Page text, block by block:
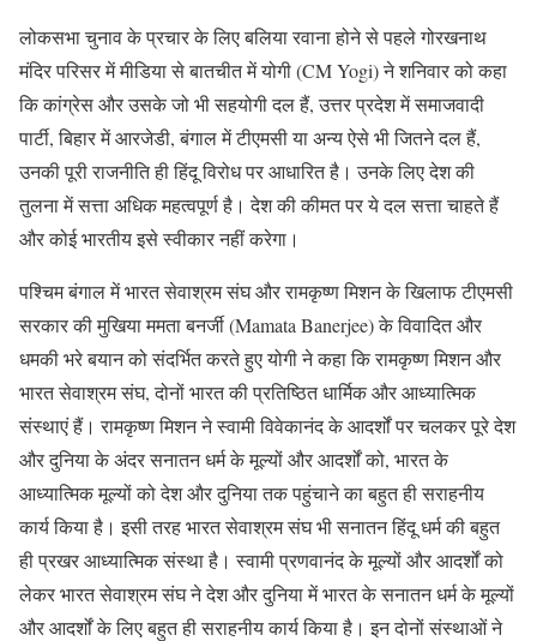
लोकसभा चुनाव के प्रचार के लिए बलिया रवाना होने से पहले गोरखनाथ
मंदिर परिसर में मीडिया से बातचीत में योगी (CM Yogi) ने शनिवार को कहा
कि कांग्रेस और उसके जो भी सहयोगी दल हैं, उत्तर प्रदेश में समाजवादी
पार्टी, बिहार में आरजेडी, बंगाल में टीएमसी या अन्य ऐसे भी जितने दल हैं,
उनकी पूरी राजनीति ही हिंदू विरोध पर आधारित है। उनके लिए देश की
तुलना में सत्ता अधिक महत्वपूर्ण है। देश की कीमत पर ये दल सत्ता चाहते हैं
और कोई भारतीय इसे स्वीकार नहीं करेगा।
पश्चिम बंगाल में भारत सेवाश्रम संघ और रामकृष्ण मिशन के खिलाफ टीएमसी
सरकार की मुखिया ममता बनर्जी (Mamata Banerjee) के विवादित और
धमकी भरे बयान को संदर्भित करते हुए योगी ने कहा कि रामकृष्ण मिशन और
भारत सेवाश्रम संघ, दोनों भारत की प्रतिष्ठित धार्मिक और आध्यात्मिक
संस्थाएं हैं। रामकृष्ण मिशन ने स्वामी विवेकानंद के आदर्शों पर चलकर पूरे देश
और दुनिया के अंदर सनातन धर्म के मूल्यों और आदर्शों को, भारत के
आध्यात्मिक मूल्यों को देश और दुनिया तक पहुंचाने का बहुत ही सराहनीय
कार्य किया है। इसी तरह भारत सेवाश्रम संघ भी सनातन हिंदू धर्म की बहुत
ही प्रखर आध्यात्मिक संस्था है। स्वामी प्रणवानंद के मूल्यों और आदर्शों को
लेकर भारत सेवाश्रम संघ ने देश और दुनिया में भारत के सनातन धर्म के मूल्यों
और आदर्शों के लिए बहुत ही सराहनीय कार्य किया है। इन दोनों संस्थाओं ने